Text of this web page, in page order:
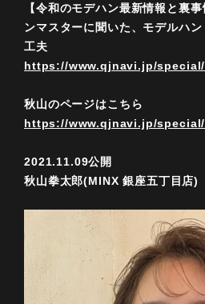
【令和のモデハン最新情報と裏
ンマスターに聞いた、モデルハ
工夫
https://www.qjnavi.jp/
秋山のページはこちら
https://www.qjnavi.jp/
2021.11.09公開
秋山拳太郎(MINX 銀座五丁目店)